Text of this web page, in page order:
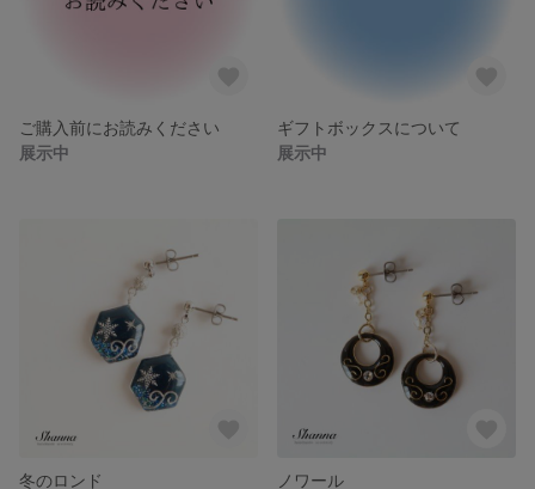
ご購入前にお読みください
展示中
ギフトボックスについて
展示中
冬のロンド
ノワール